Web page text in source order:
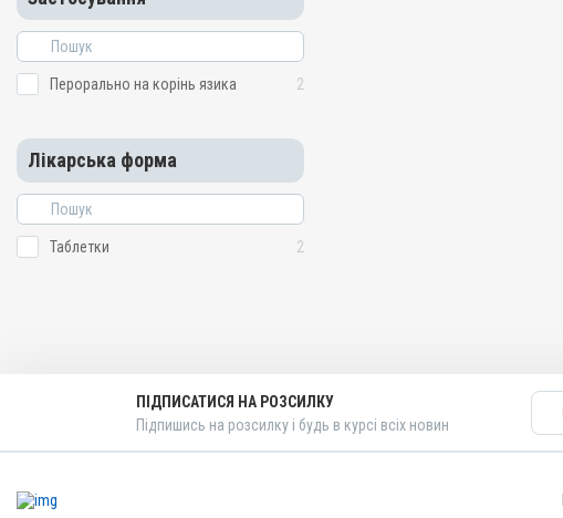
Перорально на корінь язика 2
Лікарська форма
Таблетки 2
ПІДПИСАТИСЯ НА РОЗСИЛКУ
Підпишись на розсилку і будь в курсі всіх новин